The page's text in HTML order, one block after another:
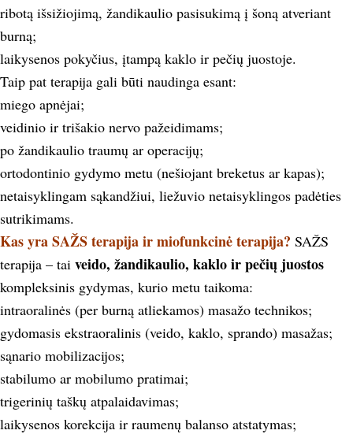
ribotą išsižiojimą, žandikaulio pasisukimą į šoną atveriant
burną;
laikysenos pokyčius, įtampą kaklo ir pečių juostoje.
Taip pat terapija gali būti naudinga esant:
miego apnėjai;
veidinio ir trišakio nervo pažeidimams;
po žandikaulio traumų ar operacijų;
ortodontinio gydymo metu (nešiojant breketus ar kapas);
netaisyklingam sąkandžiui, liežuvio netaisyklingos padėties
sutrikimams.
Kas yra SAŽS terapija ir miofunkcinė terapija? SAŽS
terapija – tai veido, žandikaulio, kaklo ir pečių juostos
kompleksinis gydymas, kurio metu taikoma:
intraoralinės (per burną atliekamos) masažo technikos;
gydomasis ekstraoralinis (veido, kaklo, sprando) masažas;
sąnario mobilizacijos;
stabilumo ar mobilumo pratimai;
trigerinių taškų atpalaidavimas;
laikysenos korekcija ir raumenų balanso atstatymas;